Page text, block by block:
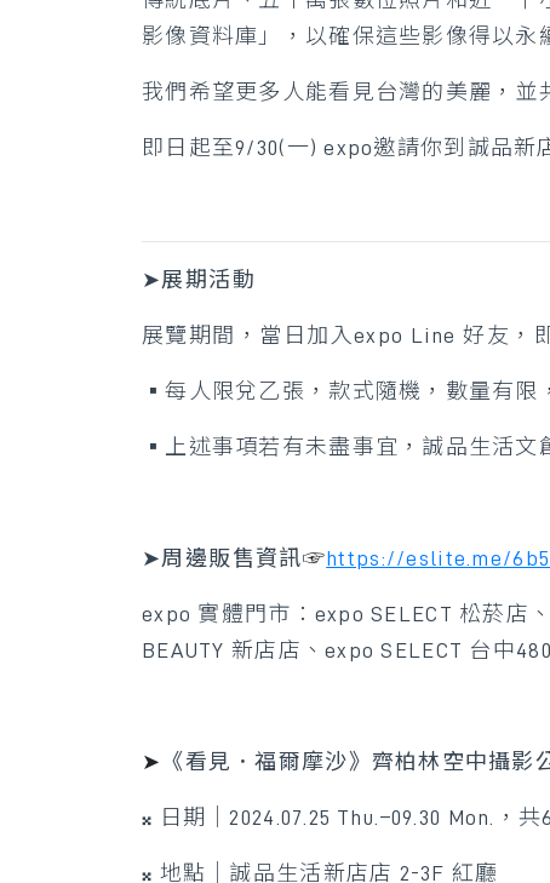
影像資料庫」，以確保這些影像得以永
我們希望更多人能看見台灣的美麗，並
即日起至9/30(一) expo邀請你到誠品
➤展期活動
展覽期間，當日加入expo Line 好友，
▪每人限兌乙張，款式隨機，數量有限
▪上述事項若有未盡事宜，誠品生活文
➤周邊販售資訊☞ https://eslite.me/
expo 實體門市：expo SELECT 松菸店
BEAUTY 新店店、expo SELECT 台中
➤ 《看見．福爾摩沙》齊柏林空中攝影
𝄪 日期｜2024.07.25 Thu.–09.30 Mon.，共
𝄪 地點｜誠品生活新店店 2-3F 紅廳